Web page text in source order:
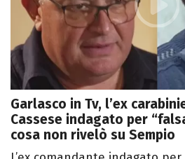
Garlasco in Tv, l’ex
Cassese indagato per
cosa non rivelò su Sempio